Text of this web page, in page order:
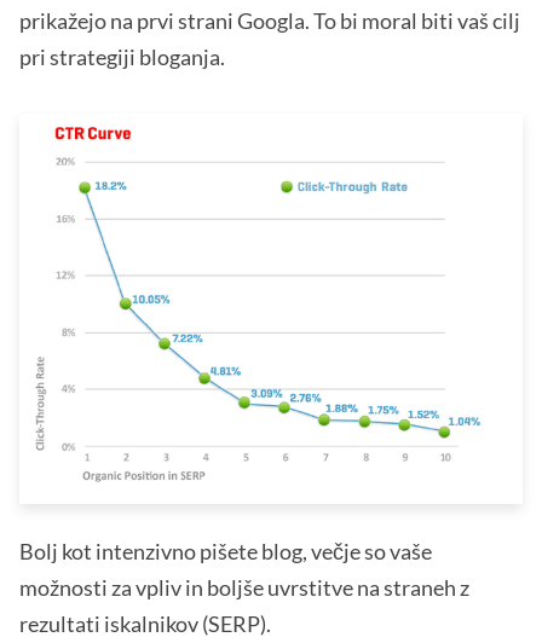
prikažejo na prvi strani Googla. To bi moral biti vaš cilj
pri strategiji bloganja.
Bolj kot intenzivno pišete blog, večje so vaše
možnosti za vpliv in boljše uvrstitve na straneh z
rezultati iskalnikov (SERP).